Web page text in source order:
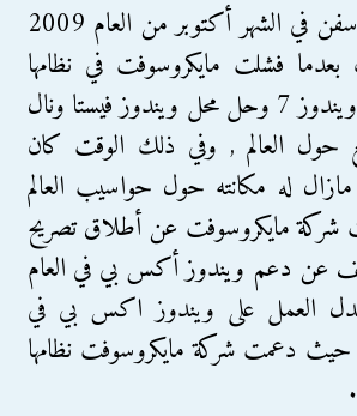
تم أطلاق ويندوز سفن في الشهر أكتوبر من العام 2009
فشلت مايكروسوفت في نظامها
ويندوز فيستا وقام ويندوز 7 وحل محل ويندوز فيستا ونال
حول العالم , وفي ذلك الوقت كان
له مكانته حول حواسيب العالم
شركة مايكروسوفت عن أطلاق تصريح
عن دعم ويندوز أكس بي في العام
معدل العمل على ويندوز اكس بي في
حيث دعمت شركة مايكروسوفت نظامها